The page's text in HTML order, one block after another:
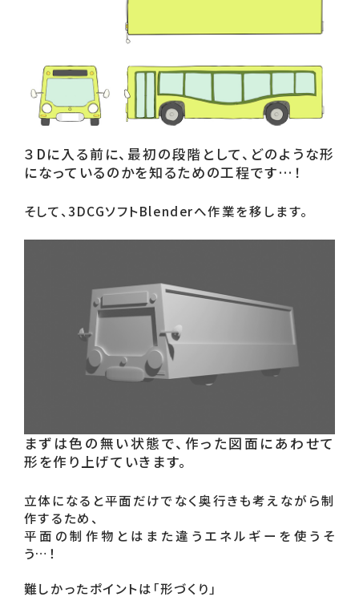
３Dに入る前に、最初の段階として、どのような形
になっているのかを知るための工程です…！
そして、3DCGソフトBlenderへ作業を移します。
まずは色の無い状態で、作った図面にあわせて
形を作り上げていきます。
立体になると平面だけでなく奥行きも考えながら制
作するため、
平面の制作物とはまた違うエネルギーを使うそ
う…！
難しかったポイントは「形づくり」